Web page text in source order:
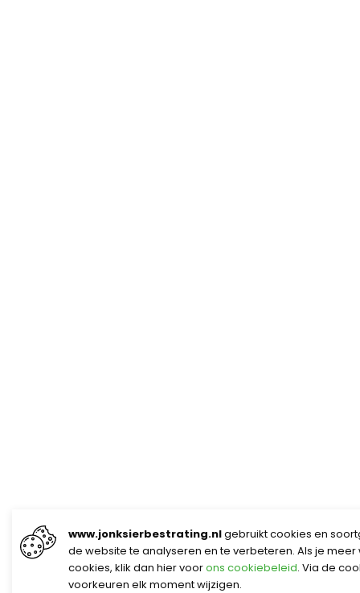
www.jonksierbestrating.nlgebruikt cookies en
de website te analyseren en te verbeteren. Als je
cookies, klik dan hier voorons cookiebeleid. Via de
voorkeuren elk moment wijzigen.